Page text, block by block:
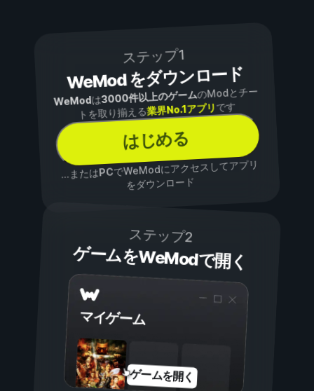
ステップ1
WeMod をダウンロード
WeModは3000件以上のゲームのModとチー
トを取り揃える業界No.1アプリです
はじめる
...またはPCでWeModにアクセスしてアプリ
をダウンロード
ステップ2
ゲームをWeModで開く
マイゲーム
ゲームを開く